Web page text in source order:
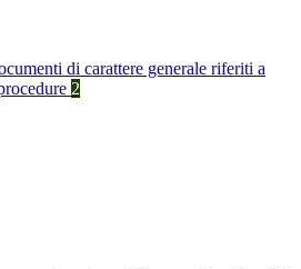
di carattere generale riferiti a
2